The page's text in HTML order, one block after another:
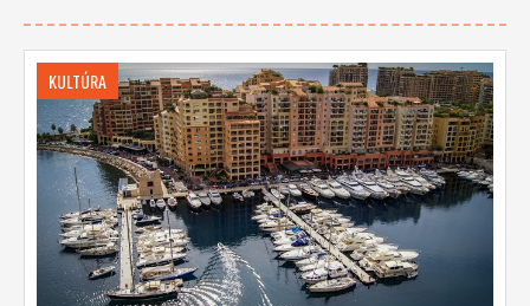
KULTÚRA